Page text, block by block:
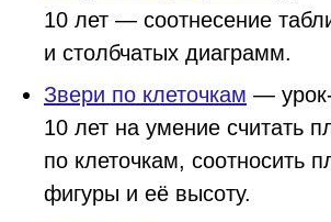
10 лет — соотнесение
и столбчатых диаграмм.
Звери по клеточкам —
10 лет на умение считать
по клеточкам, соотносить
фигуры и её высоту.